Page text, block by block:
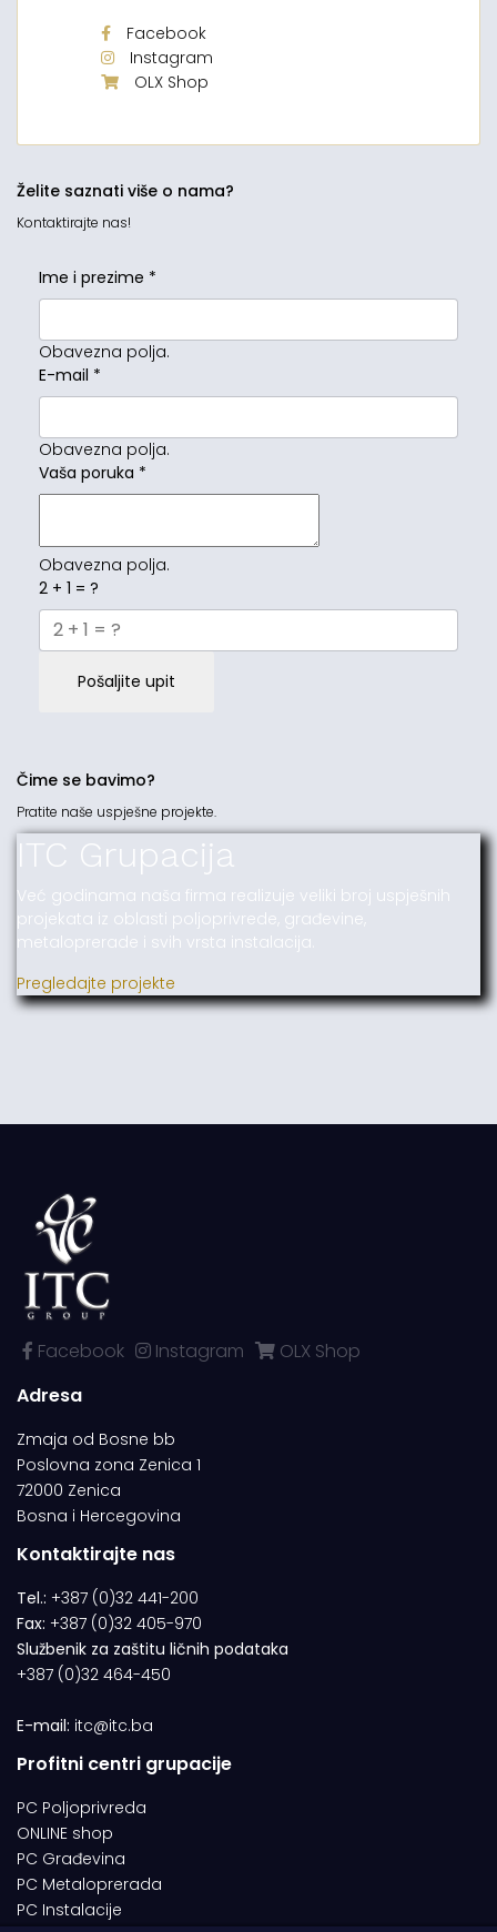
Facebook
Instagram
OLX Shop
Želite saznati više o nama?
Kontaktirajte nas!
Ime i prezime *
Obavezna polja.
E-mail *
Obavezna polja.
Vaša poruka *
Obavezna polja.
2 + 1 = ?
Pošaljite upit
Čime se bavimo?
Pratite naše uspješne projekte.
ITC Grupacija
Već godinama naša firma realizuje veliki broj uspješnih
projekata iz oblasti poljoprivrede, građevine,
metaloprerade i svih vrsta instalacija.
Pregledajte projekte
Facebook Instagram
OLX Shop
Adresa
Zmaja od Bosne bb
Poslovna zona Zenica 1
72000 Zenica
Bosna i Hercegovina
Kontaktirajte nas
Tel.: +387 (0)32 441-200
Fax: +387 (0)32 405-970
Službenik za zaštitu ličnih podataka
+387 (0)32 464-450
E-mail: itc@itc.ba
Profitni centri grupacije
PC Poljoprivreda
ONLINE shop
PC Građevina
PC Metaloprerada
PC Instalacije